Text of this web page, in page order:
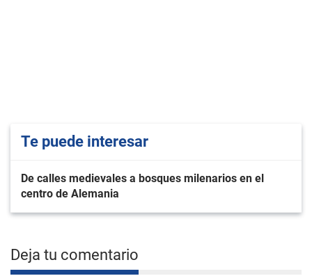
Te puede interesar
De calles medievales a bosques milenarios en el
centro de Alemania
Deja tu comentario